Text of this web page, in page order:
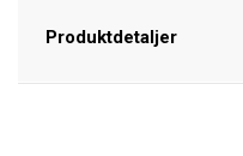
Produktdetaljer